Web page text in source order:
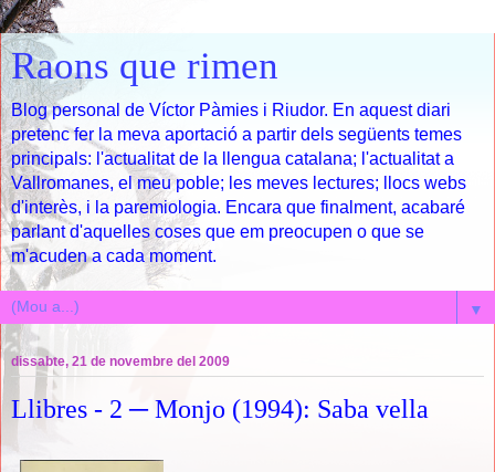
Raons que rimen
Blog personal de Víctor Pàmies i Riudor. En aquest diari
pretenc fer la meva aportació a partir dels següents temes
principals: l'actualitat de la llengua catalana; l'actualitat a
Vallromanes, el meu poble; les meves lectures; llocs webs
d'interès, i la paremiologia. Encara que finalment, acabaré
parlant d'aquelles coses que em preocupen o que se
m'acuden a cada moment.
▼
dissabte, 21 de novembre del 2009
Llibres - 2 ─ Monjo (1994): Saba vella